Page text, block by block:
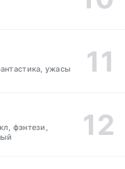
ужасы
фэнтези,